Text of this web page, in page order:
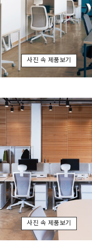
사진 속 제품보기
사진 속 제품보기